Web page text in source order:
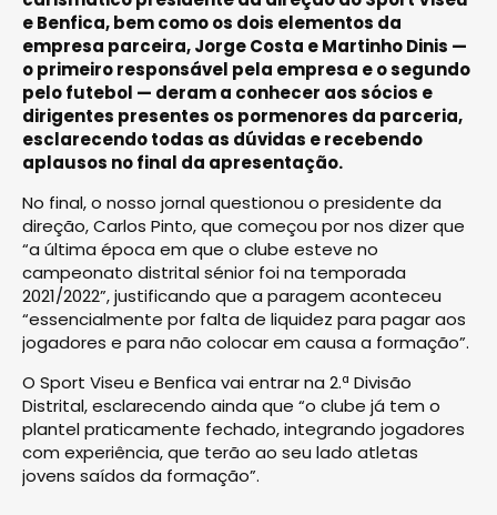
e Benfica, bem como os dois elementos da
empresa parceira, Jorge Costa e Martinho Dinis —
o primeiro responsável pela empresa e o segundo
pelo futebol — deram a conhecer aos sócios e
dirigentes presentes os pormenores da parceria,
esclarecendo todas as dúvidas e recebendo
aplausos no final da apresentação.
No final, o nosso jornal questionou o presidente da
direção, Carlos Pinto, que começou por nos dizer que
“a última época em que o clube esteve no
campeonato distrital sénior foi na temporada
2021/2022”, justificando que a paragem aconteceu
“essencialmente por falta de liquidez para pagar aos
jogadores e para não colocar em causa a formação”.
O Sport Viseu e Benfica vai entrar na 2.ª Divisão
Distrital, esclarecendo ainda que “o clube já tem o
plantel praticamente fechado, integrando jogadores
com experiência, que terão ao seu lado atletas
jovens saídos da formação”.